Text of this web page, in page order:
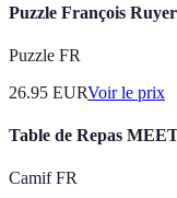
Puzzle François
Puzzle FR
26.95 EURVoir le prix
Table de Repas
Camif FR